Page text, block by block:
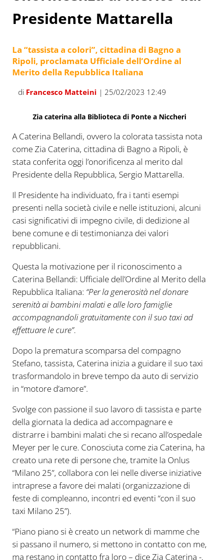
Presidente Mattarella
La “tassista a colori”, cittadina di Bagno a
Ripoli, proclamata Ufficiale dell’Ordine al
Merito della Repubblica Italiana
di Francesco Matteini | 25/02/2023 12:49
Zia caterina alla Biblioteca di Ponte a Niccheri
A Caterina Bellandi, ovvero la colorata tassista nota
come Zia Caterina, cittadina di Bagno a Ripoli, è
stata conferita oggi l’onorificenza al merito dal
Presidente della Repubblica, Sergio Mattarella.
Il Presidente ha individuato, fra i tanti esempi
presenti nella società civile e nelle istituzioni, alcuni
casi significativi di impegno civile, di dedizione al
bene comune e di testimonianza dei valori
repubblicani.
Questa la motivazione per il riconoscimento a
Caterina Bellandi: Ufficiale dell’Ordine al Merito della
Repubblica Italiana: “Per la generosità nel donare
serenità ai bambini malati e alle loro famiglie
accompagnandoli gratuitamente con il suo taxi ad
effettuare le cure”.
Dopo la prematura scomparsa del compagno
Stefano, tassista, Caterina inizia a guidare il suo taxi
trasformandolo in breve tempo da auto di servizio
in “motore d’amore”.
Svolge con passione il suo lavoro di tassista e parte
della giornata la dedica ad accompagnare e
distrarre i bambini malati che si recano all’ospedale
Meyer per le cure. Conosciuta come zia Caterina, ha
creato una rete di persone che, tramite la Onlus
“Milano 25”, collabora con lei nelle diverse iniziative
intraprese a favore dei malati (organizzazione di
feste di compleanno, incontri ed eventi “con il suo
taxi Milano 25”).
“Piano piano si è creato un network di mamme che
si passano il numero, si mettono in contatto con me,
ma restano in contatto fra loro – dice Zia Caterina -.